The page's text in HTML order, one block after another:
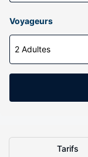
Voyageurs
2 Adultes
Tarifs